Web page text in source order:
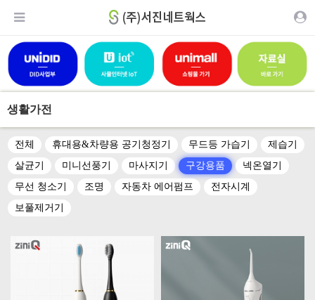
생활가전
전체 휴대용&차량용 공기청정기 무드등 가습기
제습기
살균기
미니선풍기 마사지기 구강용품
넥온열기
무선 청소기
조명 자동차 에어펌프
전자시계
보풀제거기